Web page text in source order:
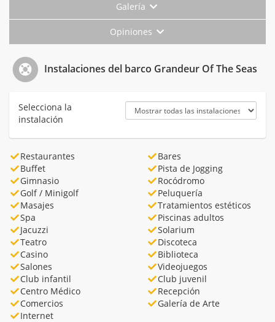
Galería
Opiniones
Instalaciones del barco Grandeur Of The Seas
Selecciona la
instalación
Restaurantes
Bares
Buffet
Pista de Jogging
Gimnasio
Rocódromo
Golf / Minigolf
Peluquería
Masajes
Tratamientos estéticos
Spa
Piscinas adultos
Jacuzzi
Solarium
Teatro
Discoteca
Casino
Biblioteca
Salones
Videojuegos
Club infantil
Club juvenil
Centro Médico
Recepción
Comercios
Galería de Arte
Internet